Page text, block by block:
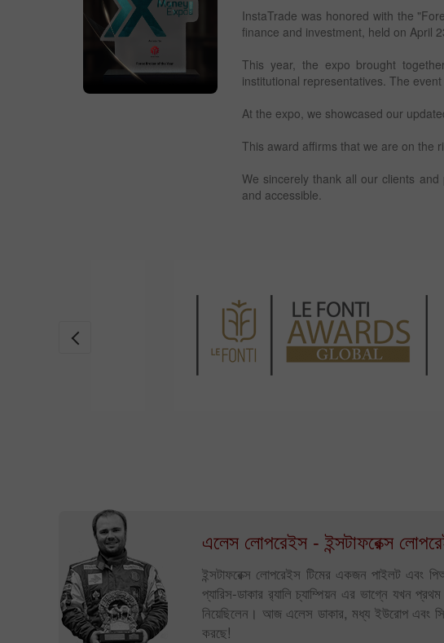
InstaTrade was honored with the
finance and investment, held on April
This year, the expo brought
institutional representatives. The
At the expo, we showcased our
This award affirms that we are on the
We sincerely thank all our clients
and accessible.
এলেস লোপরেইস - ইন্সটাফরেক্স
ইন্সটাফরেক্স লোপরেইস টিমের একজন পাইলট এবং
প্যারিস-ডাকার র‌্যালি চ্যাম্পিয়ন এর ভাগ্নে যখন
নিয়েছিলেন। আজ এলেস ডাকার, মধ্য ইউরোপ এবং
করছে!